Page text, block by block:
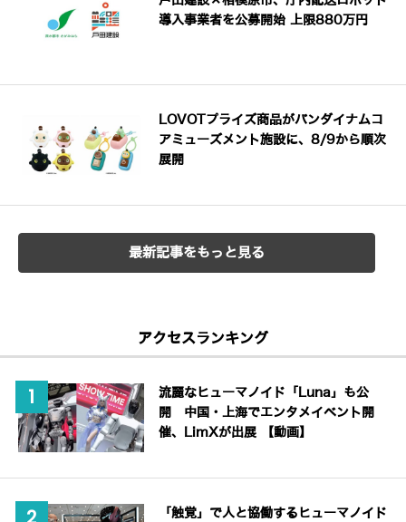
導入事業者を公募開始 上限880万円
LOVOTプライズ商品がバンダイナムコ
アミューズメント施設に、8/9から順次
展開
最新記事をもっと見る
アクセスランキング
流麗なヒューマノイド「Luna」も公
開 中国・上海でエンタメイベント開
催、LimXが出展 【動画】
「触覚」で人と協働するヒューマノイド